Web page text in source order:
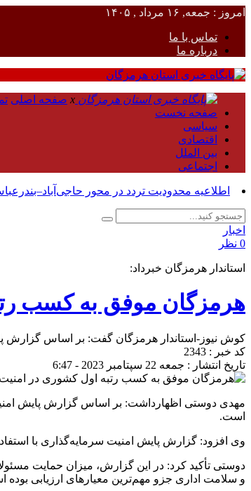
امروز : جمعه, ۱۶ مرداد , ۱۴۰۵
تماس با ما
درباره ما
x صفحه اصلی
صفحه نخست
سیاسی
اقتصادی
بین الملل
اجتماعی
اطلاعیه محدودیت تردد در محور
اخبار
0 نظر
استاندار هرمزگان خبرداد:
هرمزگان موفق به کسب
کوش نیوز-استاندار هرمزگان گفت: بر اساس گزارش
کد خبر : 2343
تاریخ انتشار : جمعه 22 سپتامبر 2023 - 6:47
مهدی دوستی اظهارداشت: بر اساس گزارش پایش
است.
وی افزود: گزارش پایش امنیت سرمایه‌گذاری با استفاده از آمارهای رسمی و
دوستی تأکید کرد: در این گزارش، میزان حمایت
و سلامت اداری جزو مهم‌ترین معیارهای ارزیابی بوده